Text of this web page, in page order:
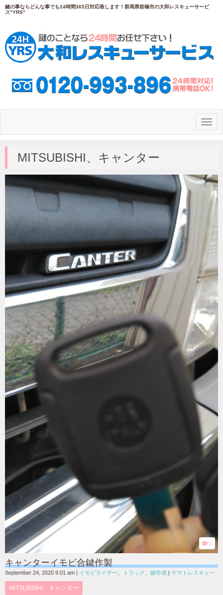
鍵の事ならどんな事でも24時間365日対応致します！群馬県前橋市の大和レスキューサービ
ス"YRS"
N
a
i
o
MITSUBISHI、キャンター
0
キャンターイモビ合鍵作製
September 24, 2020 9:01 am | イモビライザー トラック 鍵作成 | ヤマトレスキュー
MITSUBISHI、キャンター